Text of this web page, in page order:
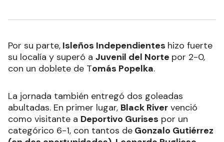
Por su parte, Isleños Independientes hizo fuerte
su localía y superó a Juvenil del Norte por 2-0,
con un doblete de Tomás Popelka.
La jornada también entregó dos goleadas
abultadas. En primer lugar, Black River venció
como visitante a Deportivo Gurises por un
categórico 6-1, con tantos de Gonzalo Gutiérrez